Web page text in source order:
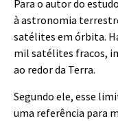
Para o autor do
à astronomia
satélites em órbita.
mil satélites fracos,
ao redor da Terra.
Segundo ele, esse
uma referência para